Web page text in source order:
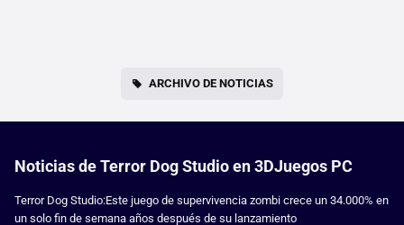
ARCHIVO DE NOTICIAS
Noticias de Terror Dog Studio en 3DJuegos PC
Terror Dog Studio:Este juego de supervivencia zombi crece un 34.000% en
un solo fin de semana años después de su lanzamiento